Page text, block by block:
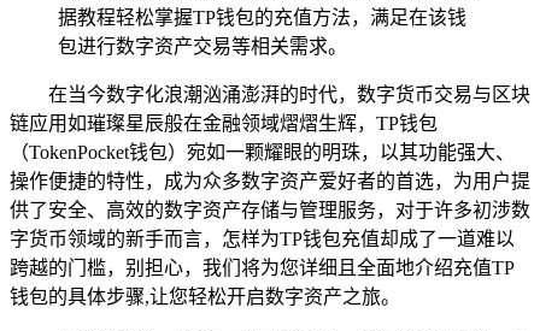
据教程轻松掌握TP钱包的充值方法，满足在该钱
包进行数字资产交易等相关需求。
在当今数字化浪潮汹涌澎湃的时代，数字货币交易与区块
链应用如璀璨星辰般在金融领域熠熠生辉，TP钱包
（TokenPocket钱包）宛如一颗耀眼的明珠，以其功能强大、
操作便捷的特性，成为众多数字资产爱好者的首选，为用户提
供了安全、高效的数字资产存储与管理服务，对于许多初涉数
字货币领域的新手而言，怎样为TP钱包充值却成了一道难以
跨越的门槛，别担心，我们将为您详细且全面地介绍充值TP
钱包的具体步骤,让您轻松开启数字资产之旅。